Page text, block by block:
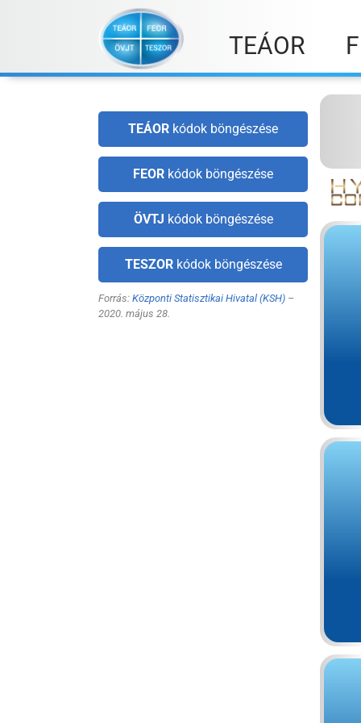
TEÁOR
TEÁOR kódok böngészése
FEOR kódok böngészése
ÖVTJ kódok böngészése
TESZORkódok böngészése
Forrás: Központi Statisztikai Hivatal (KSH) –
2020. május 28.